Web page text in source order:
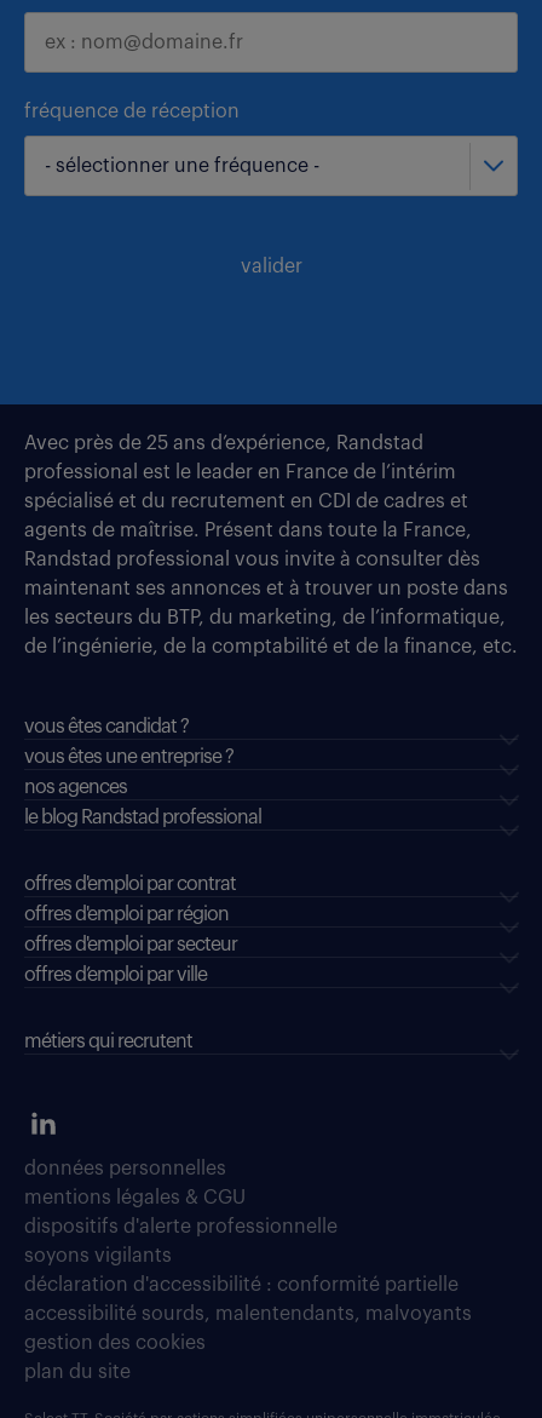
fréquence de réception
- sélectionner une fréquence -
valider
Avec près de 25 ans d’expérience, Randstad
professional est le leader en France de l’intérim
spécialisé et du recrutement en CDI de cadres et
agents de maîtrise. Présent dans toute la France,
Randstad professional vous invite à consulter dès
maintenant ses annonces et à trouver un poste dans
les secteurs du BTP, du marketing, de l’informatique,
de l’ingénierie, de la comptabilité et de la finance, etc.
vous êtes candidat ?
vous êtes une entreprise ?
nos agences
le blog Randstad professional
offres d'emploi par contrat
offres d'emploi par région
offres d'emploi par secteur
offres d’emploi par ville
métiers qui recrutent
données personnelles
mentions légales & CGU
dispositifs d'alerte professionnelle
soyons vigilants
déclaration d'accessibilité : conformité partielle
accessibilité sourds, malentendants, malvoyants
gestion des cookies
plan du site